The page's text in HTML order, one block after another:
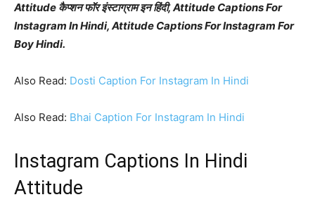
Attitude कैप्शन फॉर इंस्टाग्राम इन हिंदी, Attitude Captions For
Instagram In Hindi, Attitude Captions For Instagram For
Boy Hindi.
Also Read: Dosti Caption For Instagram In Hindi
Also Read: Bhai Caption For Instagram In Hindi
Instagram Captions In Hindi
Attitude